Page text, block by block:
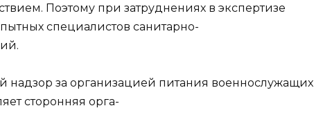
Поэтому при затруднениях в экспертизе
специалистов санитарно-
надзор за организацией питания военнослужащих
сторонняя орга-